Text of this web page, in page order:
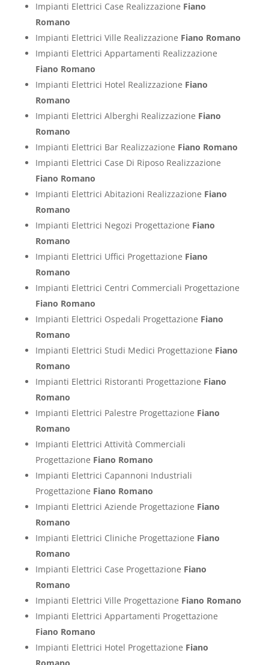
Impianti Elettrici Case Realizzazione Fiano
Romano
Impianti Elettrici Ville Realizzazione Fiano Romano
Impianti Elettrici Appartamenti Realizzazione
Fiano Romano
Impianti Elettrici Hotel Realizzazione Fiano
Romano
Impianti Elettrici Alberghi Realizzazione Fiano
Romano
Impianti Elettrici Bar Realizzazione Fiano Romano
Impianti Elettrici Case Di Riposo Realizzazione
Fiano Romano
Impianti Elettrici Abitazioni Realizzazione Fiano
Romano
Impianti Elettrici Negozi Progettazione Fiano
Romano
Impianti Elettrici Uffici Progettazione Fiano
Romano
Impianti Elettrici Centri Commerciali Progettazione
Fiano Romano
Impianti Elettrici Ospedali Progettazione Fiano
Romano
Impianti Elettrici Studi Medici Progettazione Fiano
Romano
Impianti Elettrici Ristoranti Progettazione Fiano
Romano
Impianti Elettrici Palestre Progettazione Fiano
Romano
Impianti Elettrici Attività Commerciali
Progettazione Fiano Romano
Impianti Elettrici Capannoni Industriali
Progettazione Fiano Romano
Impianti Elettrici Aziende Progettazione Fiano
Romano
Impianti Elettrici Cliniche Progettazione Fiano
Romano
Impianti Elettrici Case Progettazione Fiano
Romano
Impianti Elettrici Ville Progettazione Fiano Romano
Impianti Elettrici Appartamenti Progettazione
Fiano Romano
Impianti Elettrici Hotel Progettazione Fiano